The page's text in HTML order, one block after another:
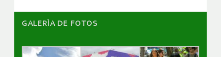
GALERÌA DE FOTOS